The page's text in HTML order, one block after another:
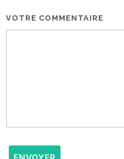
VOTRE COMMENTAIRE